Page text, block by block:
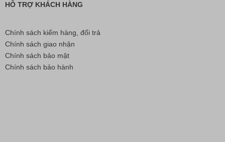
HỖ TRỢ KHÁCH HÀNG
Chính sách kiểm hàng, đổi trả
Chính sách giao nhận
Chính sách bảo mật
Chính sách bảo hành